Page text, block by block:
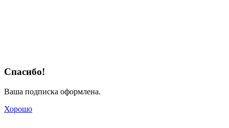
Спасибо!
Ваша подписка оформлена.
Хорошо